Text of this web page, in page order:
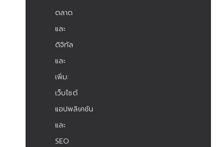
ตลาด
และ
ดิจิทัล
และ
เพิ่ม:
เว็บไซต์
แอปพลิเคชัน
และ
SEO